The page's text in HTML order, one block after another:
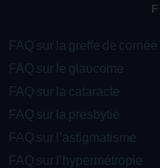
FAQ sur la greffe de cornée
FAQ sur le glaucome
FAQ sur la cataracte
FAQ sur la presbytie
FAQ sur l’astigmatisme
FAQ sur l’hypermétropie